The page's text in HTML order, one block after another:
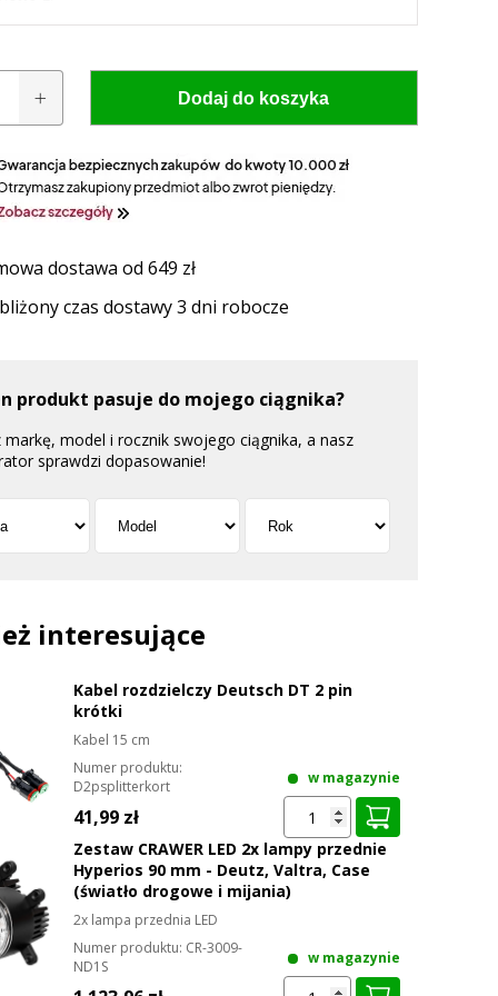
model i rocznik swojego ciągnika, a nasz
idealnie dopasowane lampy, zapewniające
TERAZ
Dodaj do koszyka
dostawa od 649 zł
czas dostawy 3 dni robocze
produkt pasuje do mojego ciągnika?
markę, model i rocznik swojego ciągnika, a nasz
sprawdzi dopasowanie!
interesujące
Kabel rozdzielczy Deutsch DT 2 pin
krótki
Kabel 15 cm
Numer produktu:
D2psplitterkort
w magazynie
41,99 zł
Zestaw CRAWER LED 2x lampy przednie
Hyperios 90 mm - Deutz, Valtra, Case
(światło drogowe i mijania)
2x lampa przednia LED
Numer produktu: CR-3009-
ND1S
w magazynie